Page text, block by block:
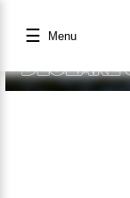
☰ Menu